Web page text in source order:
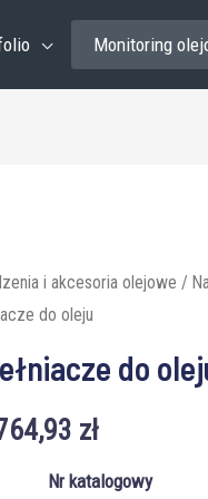
Monitoring
i akcesoria olejowe /
do oleju
do
zł
Nr katalogowy